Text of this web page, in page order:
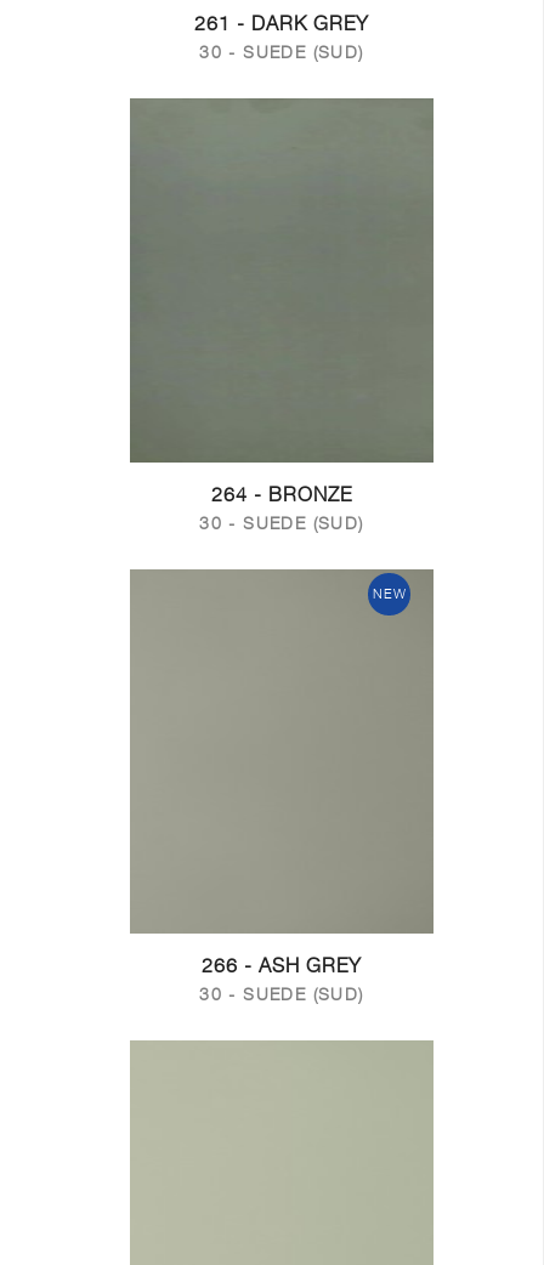
261 - DARK GREY
30 - SUEDE (SUD)
264 - BRONZE
30 - SUEDE (SUD)
NEW
266 - ASH GREY
30 - SUEDE (SUD)